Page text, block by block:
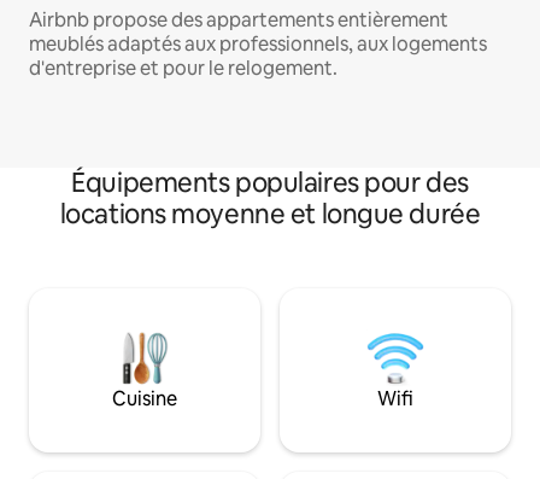
Airbnb propose des appartements entièrement
meublés adaptés aux professionnels, aux logements
d'entreprise et pour le relogement.
Équipements populaires pour des
locations moyenne et longue durée
Cuisine Wifi